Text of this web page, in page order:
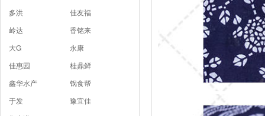
多洪
佳友福
岭达
香铭来
大G
永康
佳惠园
桂鼎鲜
鑫华水产
锅食帮
于发
豫宜佳